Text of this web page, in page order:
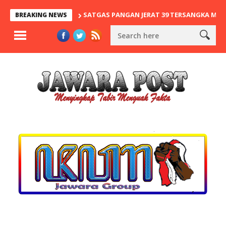
BREAKING NEWSSATGAS PANGAN JERAT 39 TERSANGKA MAFIA BERAS